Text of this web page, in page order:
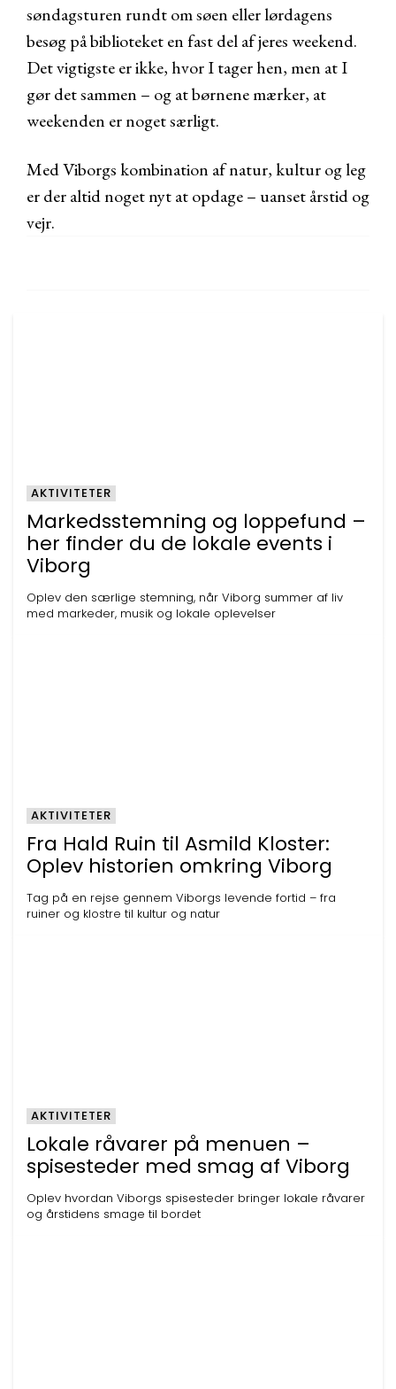
søndagsturen rundt om søen eller lørdagens
besøg på biblioteket en fast del af jeres weekend.
Det vigtigste er ikke, hvor I tager hen, men at I
gør det sammen – og at børnene mærker, at
weekenden er noget særligt.
Med Viborgs kombination af natur, kultur og leg
er der altid noget nyt at opdage – uanset årstid og
vejr.
Markedsstemning og loppefund –
her finder du de lokale events i
Viborg
Oplev den særlige stemning, når Viborg summer af liv
med markeder, musik og lokale oplevelser
AKTIVITETER
Fra Hald Ruin til Asmild Kloster:
Oplev historien omkring Viborg
Tag på en rejse gennem Viborgs levende fortid – fra
ruiner og klostre til kultur og natur
AKTIVITETER
Lokale råvarer på menuen –
spisesteder med smag af Viborg
Oplev hvordan Viborgs spisesteder bringer lokale råvarer
og årstidens smage til bordet
AKTIVITETER